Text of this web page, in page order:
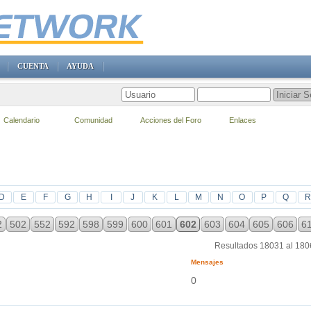
D E F G H J K L M N O P Q R
502 552 592 598 599 600 601 602 603 604 605 606
Resultados 18031 al
Mensajes
0
CUENTA AYUDA
Calendario Comunidad Acciones del Foro Enlaces